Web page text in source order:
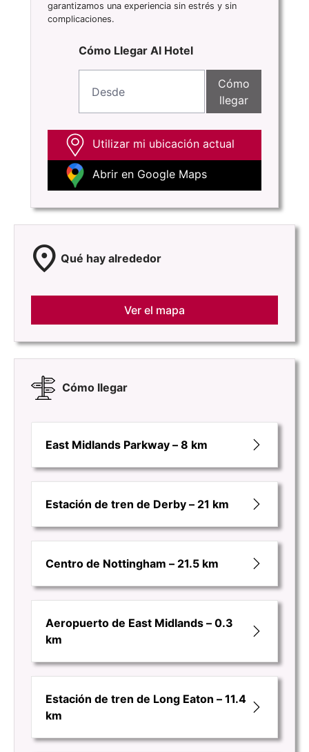
garantizamos una experiencia sin estrés y sin
complicaciones.
Cómo Llegar Al Hotel
Cómo
llegar
Utilizar mi ubicación actual
Abrir en Google Maps
location_on Qué hay alrededor
Ver el mapa
Cómo llegar
East Midlands Parkway – 8 km
Estación de tren de Derby – 21 km
Centro de Nottingham – 21.5 km
Aeropuerto de East Midlands – 0.3
km
Estación de tren de Long Eaton – 11.4
km